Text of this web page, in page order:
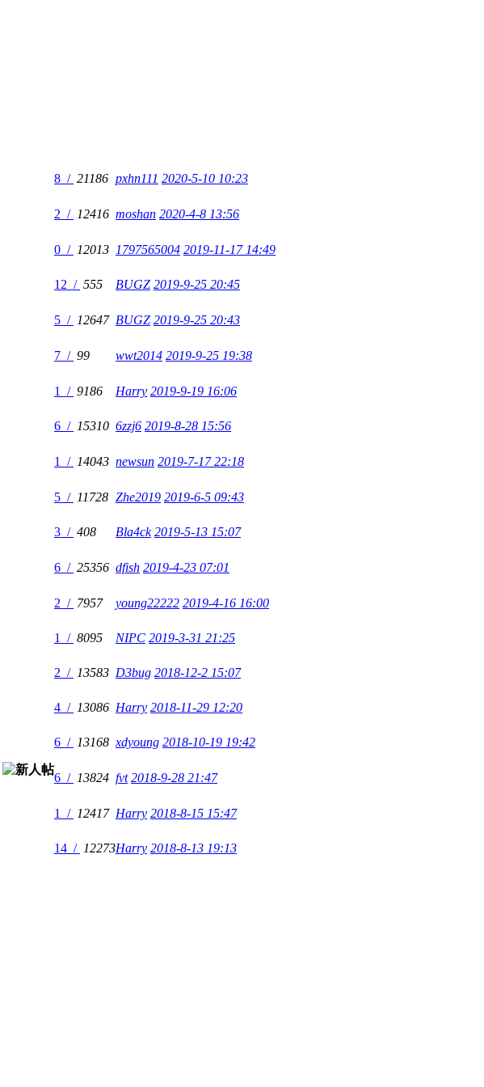
8 / 21186 pxhn111 2020-5-10 10:23
2 / 12416 moshan 2020-4-8 13:56
0 / 12013 1797565004 2019-11-17 14:49
12 / 555 BUGZ 2019-9-25 20:45
5 / 12647 BUGZ 2019-9-25 20:43
7 / 99 wwt2014 2019-9-25 19:38
1 / 9186 Harry 2019-9-19 16:06
6 / 15310 6zzj6 2019-8-28 15:56
1 / 14043 newsun 2019-7-17 22:18
5 / 11728 Zhe2019 2019-6-5 09:43
3 / 408 Bla4ck 2019-5-13 15:07
6 / 25356 dfish 2019-4-23 07:01
2 / 7957 young22222 2019-4-16 16:00
1 / 8095 NIPC 2019-3-31 21:25
2 / 13583 D3bug 2018-12-2 15:07
4 / 13086 Harry 2018-11-29 12:20
6 / 13168 xdyoung 2018-10-19 19:42
6 / 13824 fvt 2018-9-28 21:47
1 / 12417 Harry 2018-8-15 15:47
14 / 12273Harry 2018-8-13 19:13